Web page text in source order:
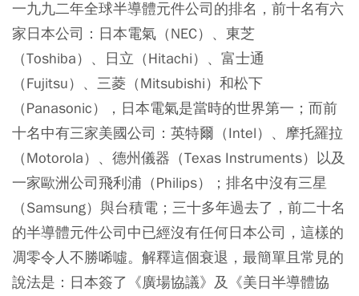
一九九二年全球半導體元件公司的排名，前十名有六
家日本公司：日本電氣（NEC）、東芝
（Toshiba）、日立（Hitachi）、富士通
（Fujitsu）、三菱（Mitsubishi）和松下
（Panasonic），日本電氣是當時的世界第一；而前
十名中有三家美國公司：英特爾（Intel）、摩托羅拉
（Motorola）、德州儀器（Texas Instruments）以及
一家歐洲公司飛利浦（Philips）；排名中沒有三星
（Samsung）與台積電；三十多年過去了，前二十名
的半導體元件公司中已經沒有任何日本公司，這樣的
凋零令人不勝唏噓。解釋這個衰退，最簡單且常見的
說法是：日本簽了《廣場協議》及《美日半導體協